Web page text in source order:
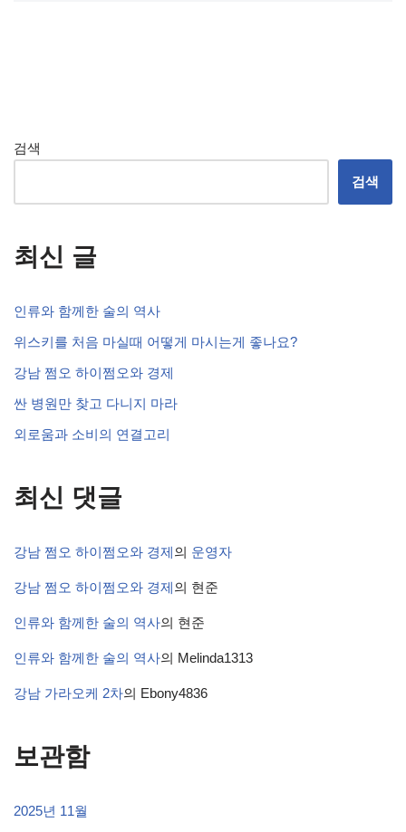
검색
검색
최신 글
인류와 함께한 술의 역사
위스키를 처음 마실때 어떻게 마시는게 좋나요?
강남 쩜오 하이쩜오와 경제
싼 병원만 찾고 다니지 마라
외로움과 소비의 연결고리
최신 댓글
강남 쩜오 하이쩜오와 경제의 운영자
강남 쩜오 하이쩜오와 경제의 현준
인류와 함께한 술의 역사의 현준
인류와 함께한 술의 역사의 Melinda1313
강남 가라오케 2차의 Ebony4836
보관함
2025년 11월